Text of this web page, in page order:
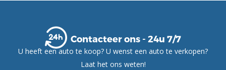
Contacteer ons - 24u 7/7
U heeft een auto te koop? U wenst een auto te verkopen?
Laat het ons weten!